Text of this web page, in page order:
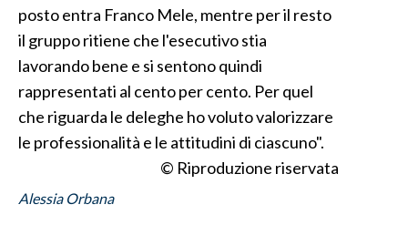
posto entra Franco Mele, mentre per il resto
il gruppo ritiene che l'esecutivo stia
lavorando bene e si sentono quindi
rappresentati al cento per cento. Per quel
che riguarda le deleghe ho voluto valorizzare
le professionalità e le attitudini di ciascuno".
© Riproduzione riservata
Alessia Orbana